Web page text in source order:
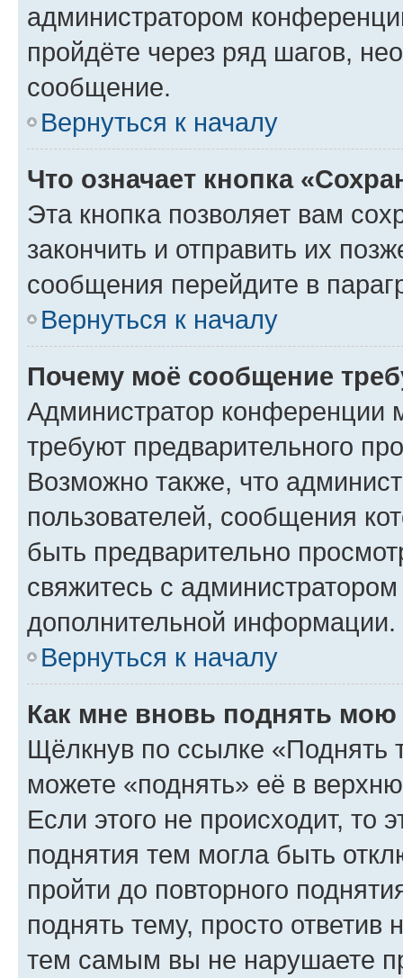
администратором
пройдёте через ряд шагов,
сообщение.
Вернуться к началу
Что означает кнопка
Эта кнопка позволяет вам
закончить и отправить их
сообщения перейдите в
Вернуться к началу
Почему моё сообщение
Администратор конференции
требуют предварительного
Возможно также, что
пользователей, сообщения
быть предварительно
свяжитесь с
дополнительной информации.
Вернуться к началу
Как мне вновь поднять мою
Щёлкнув по ссылке «Поднять
можете «поднять» её в
Если этого не происходит, то
поднятия тем могла быть
пройти до повторного
поднять тему, просто ответив
тем самым вы не нарушаете